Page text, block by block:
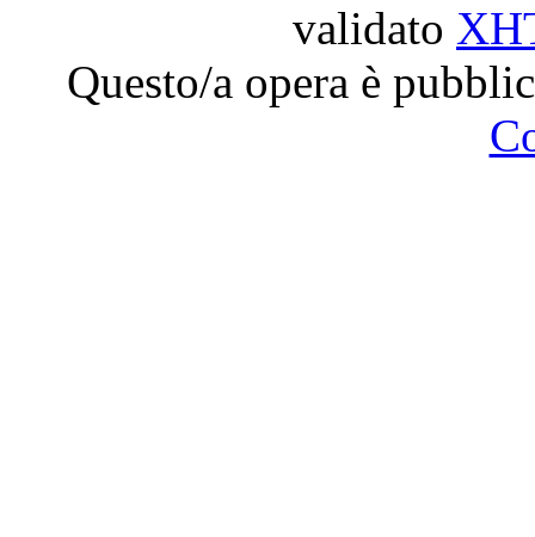
validato
Questo/a opera è